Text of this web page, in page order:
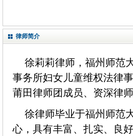
律师简介
徐莉莉律师，福州师范
事务所妇女儿童维权法律
莆田律师团成员、资深律师
徐律师毕业于福州师范
心，具有丰富、扎实、良